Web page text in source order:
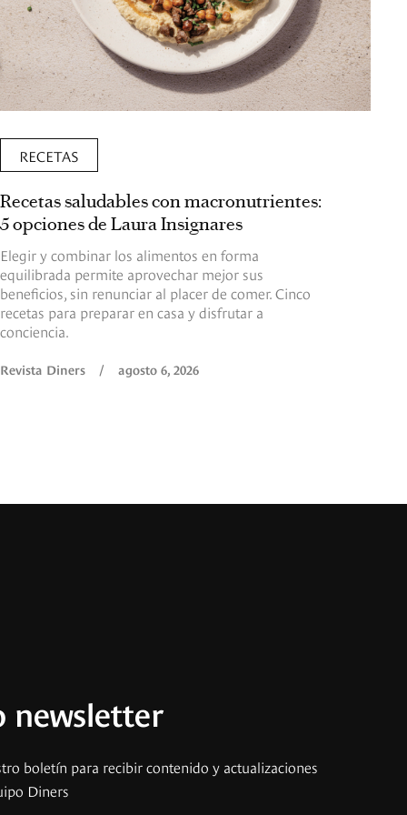
RECETAS
Recetas saludables con macronutrientes:
5 opciones de Laura Insignares
Elegir y combinar los alimentos en forma
equilibrada permite aprovechar mejor sus
beneficios, sin renunciar al placer de comer. Cinco
recetas para preparar en casa y disfrutar a
conciencia.
Revista Diners / agosto 6, 2026
newsletter
boletín para recibir contenido y actualizaciones
Diners